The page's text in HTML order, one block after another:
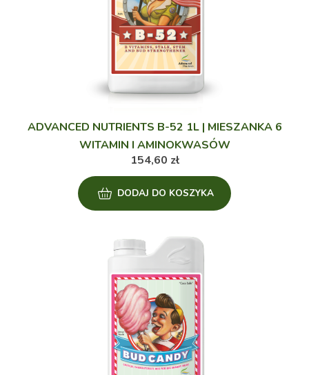
ADVANCED NUTRIENTS B-52 1L | MIESZANKA 6
WITAMIN I AMINOKWASÓW
154,60 zł
DODAJ DO KOSZYKA